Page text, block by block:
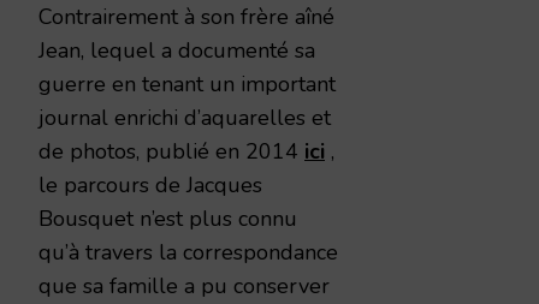
Contrairement à son frère aîné
Jean, lequel a documenté sa
guerre en tenant un important
journal enrichi d’aquarelles et
de photos, publié en 2014 ici ,
le parcours de Jacques
Bousquet n’est plus connu
qu’à travers la correspondance
que sa famille a pu conserver